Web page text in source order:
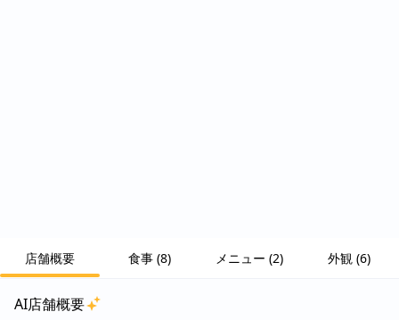
店舗概要 食事 (8) メニュー (2) 外観 (6)
AI店舗概要